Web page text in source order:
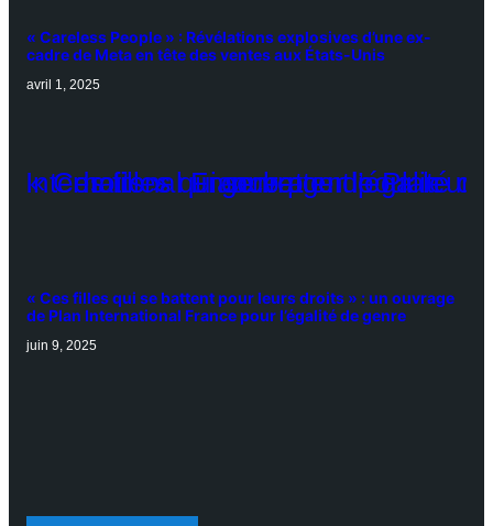
« Careless People » : Révélations explosives d’une ex-
cadre de Meta en tête des ventes aux États-Unis
avril 1, 2025
« Ces filles qui se battent pour leurs droits » : un ouvrage
de Plan International France pour l’égalité de genre
juin 9, 2025